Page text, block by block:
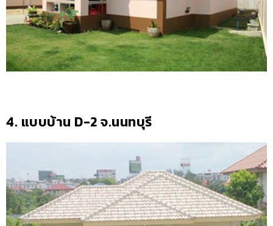
4. แบบบ้าน D-2 จ.นนทบุรี